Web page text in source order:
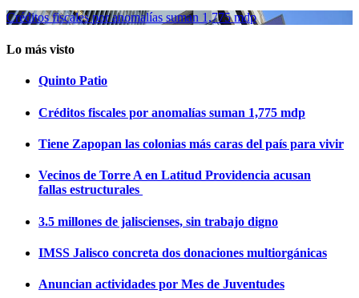
Créditos fiscales por anomalías suman 1,775 mdp
Lo más visto
Quinto Patio
Créditos fiscales por anomalías suman 1,775 mdp
Tiene Zapopan las colonias más caras del país para vivir
Vecinos de Torre A en Latitud Providencia acusan
fallas estructurales
3.5 millones de jaliscienses, sin trabajo digno
IMSS Jalisco concreta dos donaciones multiorgánicas
Anuncian actividades por Mes de Juventudes